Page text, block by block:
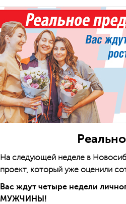
На следующей неделе в
проект, который уже оценили
Вас ждут четыре недели
МУЖЧИНЫ!